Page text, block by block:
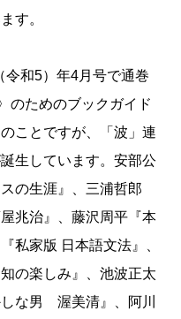
す。
和5）年4月号で通巻
のためのブックガイド
ことですが、「波」連
生しています。安部公
の生涯』、三浦哲郎
兆治』、藤沢周平『本
私家版 日本語文法』、
の楽しみ』、池波正太
な男 渥美清』、阿川